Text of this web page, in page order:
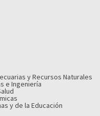
y Recursos Naturales
e Ingeniería
y de la Educación